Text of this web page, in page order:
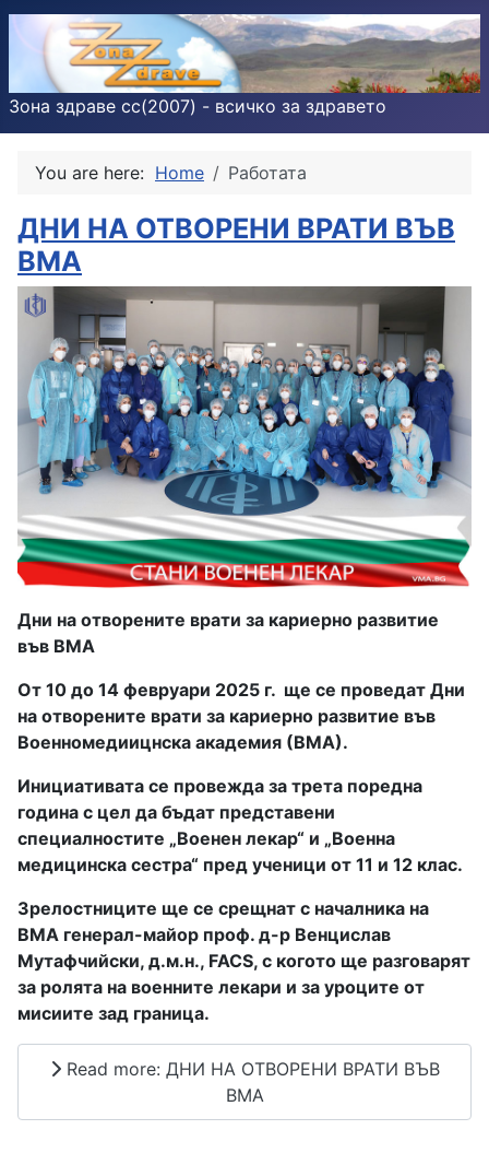
Зона здраве cc(2007) - всичко за здравето
You are here: Home Работата
ДНИ НА ОТВОРЕНИ ВРАТИ ВЪВ
ВМА
Дни на отворените врати за кариерно развитие
във ВМА
От 10 до 14 февруари 2025 г. ще се проведат Дни
на отворените врати за кариерно развитие във
Военномедиицнска академия (ВМА).
Инициативата се провежда за трета поредна
година с цел да бъдат представени
специалностите „Военен лекар“ и „Военна
медицинска сестра“ пред ученици от 11 и 12 клас.
Зрелостниците ще се срещнат с началника на
ВМА генерал-майор проф. д-р Венцислав
Мутафчийски, д.м.н., FACS, с когото ще разговарят
за ролята на военните лекари и за уроците от
мисиите зад граница.
Read more: ДНИ НА ОТВОРЕНИ ВРАТИ ВЪВ
ВМА